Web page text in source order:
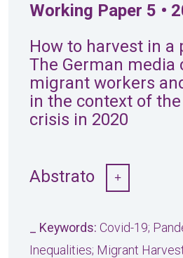
Working Paper 5 •
How to harvest in a
The German media
migrant workers
in the context of
crisis in 2020
Abstrato
_ Keywords: Covid-19;
Inequalities; Migrant